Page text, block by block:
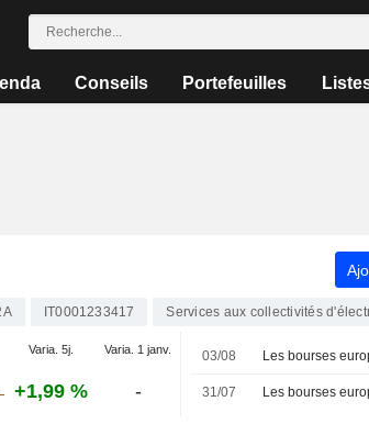
Conseils Portefeuilles
IT0001233417 Services aux collectivités
Varia. 5j. Varia. 1 janv.
+1,99 % -
03/08
31/07